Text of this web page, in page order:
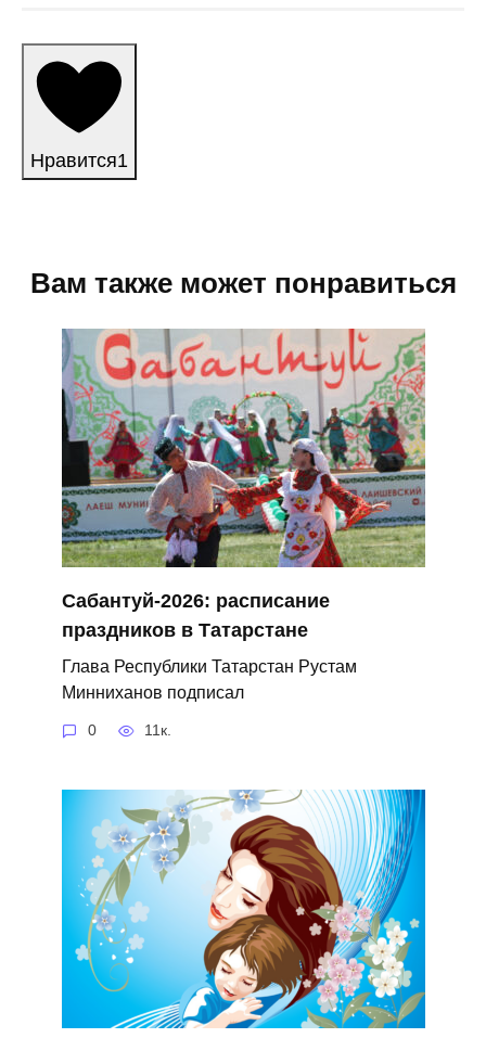
Нравится1
Вам также может понравиться
Сабантуй‑2026: расписание
праздников в Татарстане
Глава Республики Татарстан Рустам
Минниханов подписал
0 11к.